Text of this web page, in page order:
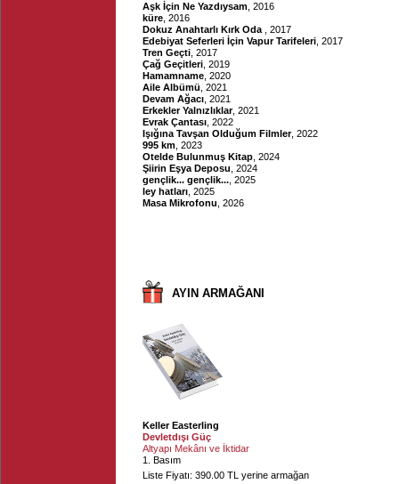
Aşk İçin Ne Yazdıysam , 2016
küre , 2016
Dokuz Anahtarlı Kırk Oda
, 2017
Edebiyat Seferleri İçin Vapur Tarifeleri , 2017
Tren Geçti , 2017
Çağ Geçitleri , 2019
Hamamname , 2020
Aile Albümü , 2021
Devam Ağacı , 2021
Erkekler Yalnızlıklar, 2021
Evrak Çantası , 2022
Işığına Tavşan Olduğum Filmler, 2022
995 km , 2023
Otelde Bulunmuş Kitap , 2024
Şiirin Eşya Deposu , 2024
gençlik... gençlik... , 2025
ley hatları , 2025
Masa Mikrofonu , 2026
AYIN ARMAĞANI
Keller Easterling
Devletdışı Güç
Altyapı Mekânı ve İktidar
1. Basım
Liste Fiyatı: 390.00 TL yerine armağan